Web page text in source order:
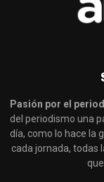
Pasión por el
del periodismo una
día, como lo hace la
cada jornada, todas